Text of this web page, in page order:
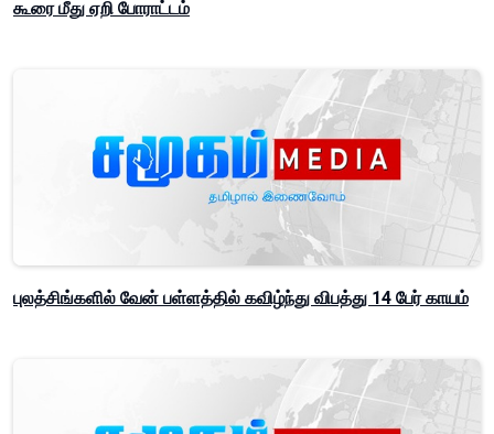
கூரை மீது ஏறி போராட்டம்
புலத்சிங்களில் வேன் பள்ளத்தில் கவிழ்ந்து விபத்து 14 பேர் காயம்